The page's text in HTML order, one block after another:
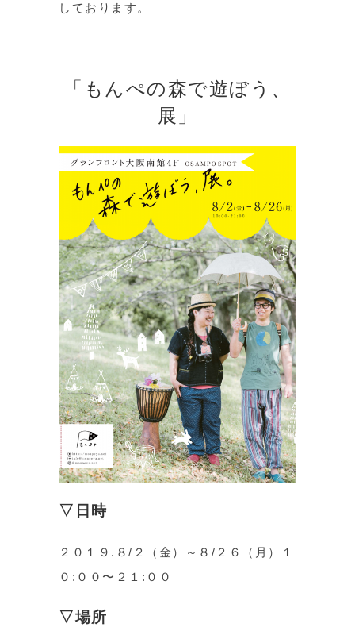
しております。
「もんぺの森で遊ぼう、
展」
▽日時
２０１９.８/２（金）～８/２６（月）１
０:００〜２１:００
▽場所